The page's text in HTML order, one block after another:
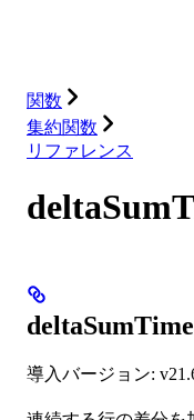
関数
集約関数
リファレンス
導入バージョン: